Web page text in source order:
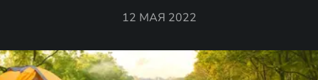
12 МАЯ 2022